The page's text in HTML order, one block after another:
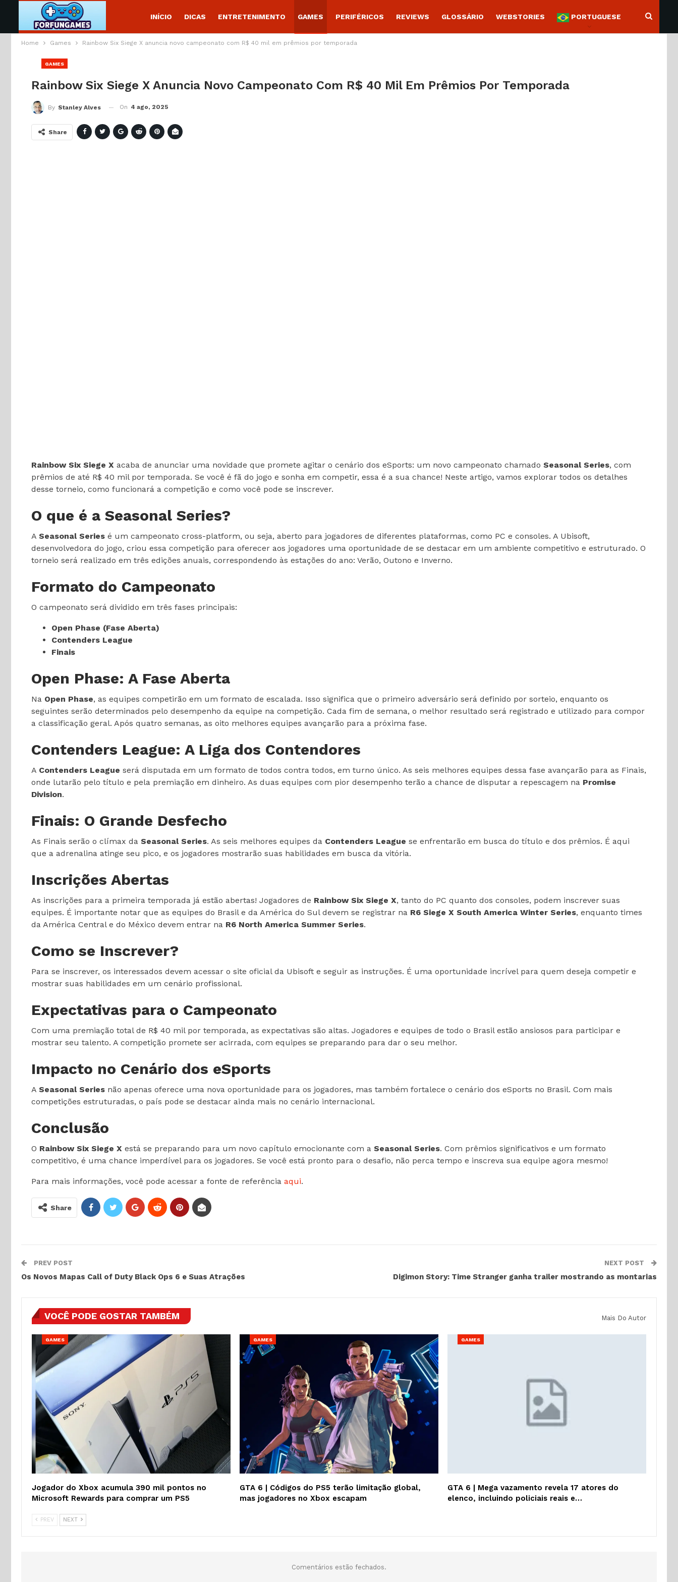
INÍCIO DICAS ENTRETENIMENTO GAMES PERIFÉRICOS REVIEWS GLOSSÁRIO WEBSTORIES PORTUGUESE
Home Games Rainbow Six Siege X anuncia novo campeonato com R$ 40 mil em prêmios por temporada
GAMES
Rainbow Six Siege X Anuncia Novo Campeonato Com R$ 40 Mil Em Prêmios Por Temporada
By Stanley Alves On 4 ago, 2025
Share
Rainbow Six Siege X acaba de anunciar uma novidade que promete agitar o cenário dos eSports: um novo campeonato chamado Seasonal Series, com
prêmios de até R$ 40 mil por temporada. Se você é fã do jogo e sonha em competir, essa é a sua chance! Neste artigo, vamos explorar todos os detalhes
desse torneio, como funcionará a competição e como você pode se inscrever.
O que é a Seasonal Series?
A Seasonal Series é um campeonato cross-platform, ou seja, aberto para jogadores de diferentes plataformas, como PC e consoles. A Ubisoft,
desenvolvedora do jogo, criou essa competição para oferecer aos jogadores uma oportunidade de se destacar em um ambiente competitivo e estruturado. O
torneio será realizado em três edições anuais, correspondendo às estações do ano: Verão, Outono e Inverno.
Formato do Campeonato
O campeonato será dividido em três fases principais:
Open Phase (Fase Aberta)
Contenders League
Finais
Open Phase: A Fase Aberta
Na Open Phase, as equipes competirão em um formato de escalada. Isso significa que o primeiro adversário será definido por sorteio, enquanto os
seguintes serão determinados pelo desempenho da equipe na competição. Cada fim de semana, o melhor resultado será registrado e utilizado para compor
a classificação geral. Após quatro semanas, as oito melhores equipes avançarão para a próxima fase.
Contenders League: A Liga dos Contendores
A Contenders League será disputada em um formato de todos contra todos, em turno único. As seis melhores equipes dessa fase avançarão para as Finais,
onde lutarão pelo título e pela premiação em dinheiro. As duas equipes com pior desempenho terão a chance de disputar a repescagem na Promise
Division.
Finais: O Grande Desfecho
As Finais serão o clímax da Seasonal Series. As seis melhores equipes da Contenders League se enfrentarão em busca do título e dos prêmios. É aqui
que a adrenalina atinge seu pico, e os jogadores mostrarão suas habilidades em busca da vitória.
Inscrições Abertas
As inscrições para a primeira temporada já estão abertas! Jogadores de Rainbow Six Siege X, tanto do PC quanto dos consoles, podem inscrever suas
equipes. É importante notar que as equipes do Brasil e da América do Sul devem se registrar na R6 Siege X South America Winter Series, enquanto times
da América Central e do México devem entrar na R6 North America Summer Series.
Como se Inscrever?
Para se inscrever, os interessados devem acessar o site oficial da Ubisoft e seguir as instruções. É uma oportunidade incrível para quem deseja competir e
mostrar suas habilidades em um cenário profissional.
Expectativas para o Campeonato
Com uma premiação total de R$ 40 mil por temporada, as expectativas são altas. Jogadores e equipes de todo o Brasil estão ansiosos para participar e
mostrar seu talento. A competição promete ser acirrada, com equipes se preparando para dar o seu melhor.
Impacto no Cenário dos eSports
A Seasonal Series não apenas oferece uma nova oportunidade para os jogadores, mas também fortalece o cenário dos eSports no Brasil. Com mais
competições estruturadas, o país pode se destacar ainda mais no cenário internacional.
Conclusão
O Rainbow Six Siege X está se preparando para um novo capítulo emocionante com a Seasonal Series. Com prêmios significativos e um formato
competitivo, é uma chance imperdível para os jogadores. Se você está pronto para o desafio, não perca tempo e inscreva sua equipe agora mesmo!
Para mais informações, você pode acessar a fonte de referência aqui.
Share
PREV POST
Os Novos Mapas Call of Duty Black Ops 6 e Suas Atrações
NEXT POST
Digimon Story: Time Stranger ganha trailer mostrando as montarias
VOCÊ PODE GOSTAR TAMBÉM Mais Do Autor
GAMES
Jogador do Xbox acumula 390 mil pontos no
Microsoft Rewards para comprar um PS5
GAMES
GTA 6 | Códigos do PS5 terão limitação global,
mas jogadores no Xbox escapam
GAMES
GTA 6 | Mega vazamento revela 17 atores do
elenco, incluindo policiais reais e…
PREV NEXT
Comentários estão fechados.